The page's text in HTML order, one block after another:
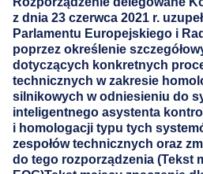
z dnia 23 czerwca 2021 r.
Parlamentu Europejskiego i
poprzez określenie
dotyczących konkretnych
technicznych w zakresie
silnikowych w odniesieniu do
inteligentnego asystenta
i homologacji typu tych
zespołów technicznych oraz
do tego rozporządzenia (Tekst